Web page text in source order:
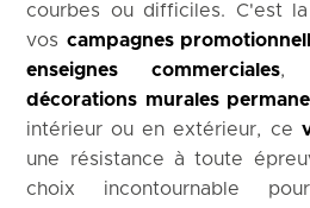
courbes ou difficiles. C'est
vos campagnes
enseignes commerciales,
décorations murales
intérieur ou en extérieur, ce
une résistance à toute
choix incontournable